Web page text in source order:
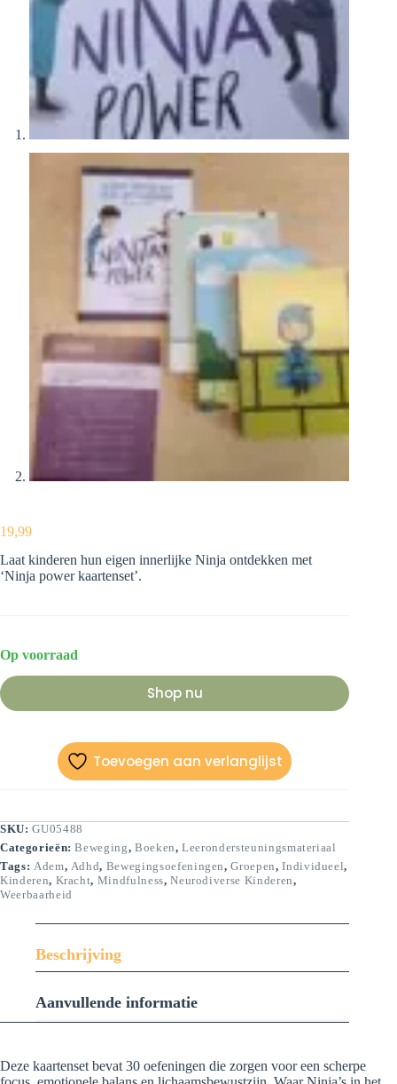
19,99
Laat kinderen hun eigen innerlijke Ninja ontdekken met
‘Ninja power kaartenset’.
Op voorraad
Shop nu
Toevoegen aan verlanglijst
SKU:GU05488
Categorieën:Beweging, Boeken,Leerondersteuningsmateriaal
Tags: Adem, Adhd, Bewegingsoefeningen,Groepen,Individueel,
Kinderen, Kracht, Mindfulness,Neurodiverse Kinderen,
Weerbaarheid
Beschrijving
Aanvullende informatie
Deze kaartenset bevat 30 oefeningen die zorgen voor een scherpe